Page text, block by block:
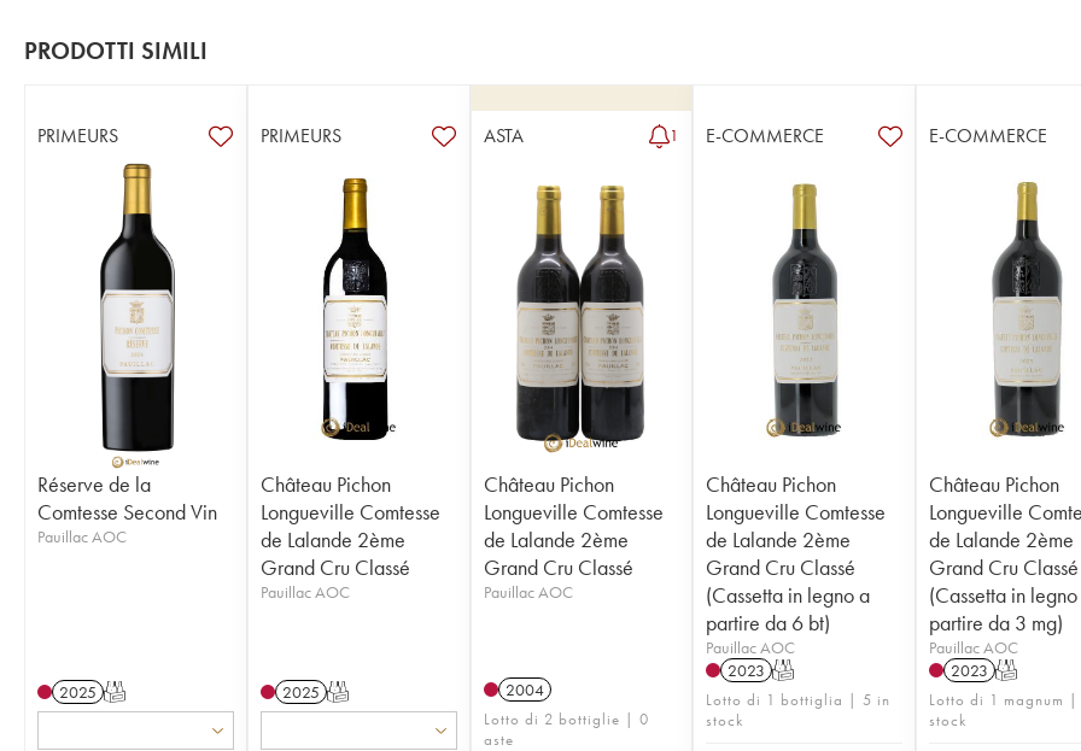
PRODOTTI SIMILI
PRIMEURS
Réserve de la
Comtesse Second Vin
Pauillac AOC
2025 T
PRIMEURS
Château Pichon
Longueville Comtesse
de Lalande 2ème
Grand Cru Classé
Pauillac AOC
2025 T
ASTA 1
Château Pichon
Longueville Comtesse
de Lalande 2ème
Grand Cru Classé
Pauillac AOC
2004
Lotto di 2 bottiglie | 0
aste
E-COMMERCE
Château Pichon
Longueville Comtesse
de Lalande 2ème
Grand Cru Classé
(Cassetta in legno a
partire da 6 bt)
Pauillac AOC
2023 T
Lotto di 1 bottiglia | 5 in
stock
E-COMMERCE
Château Pichon
Longueville
de Lalande 2ème
Grand Cru Classé
(Cassetta in
partire da 3 mg)
Pauillac AOC
2023 T
Lotto di 1 magnum
stock